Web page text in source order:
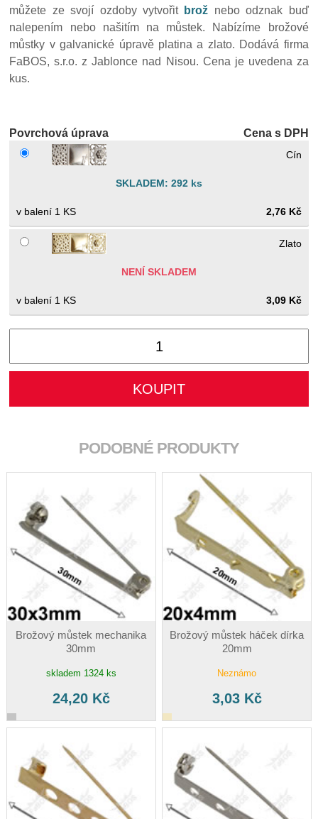
můžete ze svojí ozdoby vytvořit brož nebo odznak buď
nalepením nebo našitím na můstek. Nabízíme brožové
můstky v galvanické úpravě platina a zlato. Dodává firma
FaBOS, s.r.o. z Jablonce nad Nisou. Cena je uvedena za
kus.
Povrchová úprava Cena s DPH
Cín
SKLADEM: 292 ks
1 KS 2,76 Kč
Zlato
NENÍ SKLADEM
1 KS 3,09 Kč
PODOBNÉ PRODUKTY
Brožový můstek mechanika
30mm
skladem 1324 ks
24,20 Kč
Brožový můstek háček dírka
20mm
Neznámo
3,03 Kč